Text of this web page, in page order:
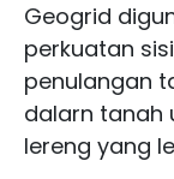
Geogrid
perkuatan
penulangan
dalarn tanah
lereng yang